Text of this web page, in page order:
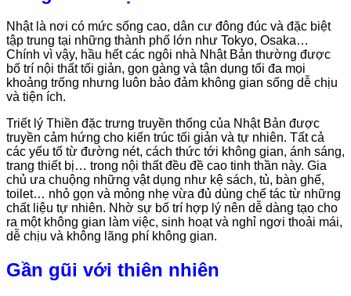
Nhật là nơi có mức sống cao, dân cư đông đúc và đặc biệt
tập trung tại những thành phố lớn như Tokyo, Osaka…
Chính vì vậy, hầu hết các ngôi nhà Nhật Bản thường được
bố trí nội thất tối giản, gọn gàng và tận dụng tối đa mọi
khoảng trống nhưng luôn bảo đảm không gian sống dễ chịu
và tiện ích.
Triết lý Thiền đặc trưng truyền thống của Nhật Bản được
truyền cảm hứng cho kiến trúc tối giản và tự nhiên. Tất cả
các yếu tố từ đường nét, cách thức tới không gian, ánh sáng,
trang thiết bị… trong nội thất đều đề cao tinh thần này. Gia
chủ ưa chuộng những vật dụng như kệ sách, tủ, bàn ghế,
toilet… nhỏ gọn và mỏng nhẹ vừa đủ dùng chế tác từ những
chất liệu tự nhiên. Nhờ sự bố trí hợp lý nên dễ dàng tạo cho
ra một không gian làm việc, sinh hoạt và nghỉ ngơi thoải mái,
dễ chịu và không lãng phí không gian.
Gần gũi với thiên nhiên